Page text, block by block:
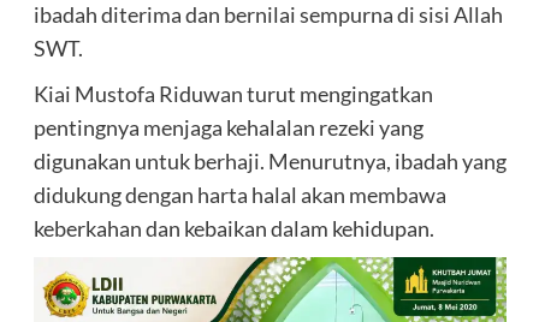
ibadah diterima dan bernilai sempurna di sisi Allah
SWT.
Kiai Mustofa Riduwan turut mengingatkan
pentingnya menjaga kehalalan rezeki yang
digunakan untuk berhaji. Menurutnya, ibadah yang
didukung dengan harta halal akan membawa
keberkahan dan kebaikan dalam kehidupan.